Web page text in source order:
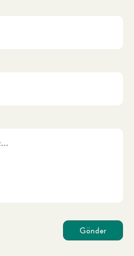
Gönder